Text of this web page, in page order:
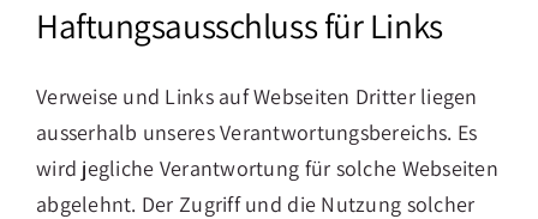
Haftungsausschluss für Links
Verweise und Links auf Webseiten Dritter liegen
ausserhalb unseres Verantwortungsbereichs. Es
wird jegliche Verantwortung für solche Webseiten
abgelehnt. Der Zugriff und die Nutzung solcher